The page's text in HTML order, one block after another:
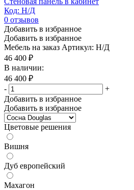
Код: Н/Д
0 отзывов
Добавить в избранное
Добавить в избранное
Мебель на заказ Артикул: Н/Д
46 400 ₽
В наличии:
46 400 ₽
-
+
Добавить в избранное
Добавить в избранное
Цветовые решения
Вишня
Дуб европейский
Махагон